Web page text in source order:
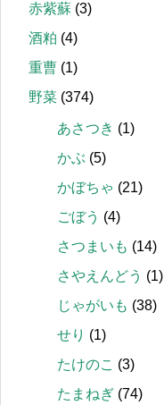
赤紫蘇 (3)
酒粕 (4)
重曹 (1)
野菜 (374)
あさつき (1)
かぶ (5)
かぼちゃ (21)
ごぼう (4)
さつまいも (14)
さやえんどう (1)
じゃがいも (38)
せり (1)
たけのこ (3)
たまねぎ (74)